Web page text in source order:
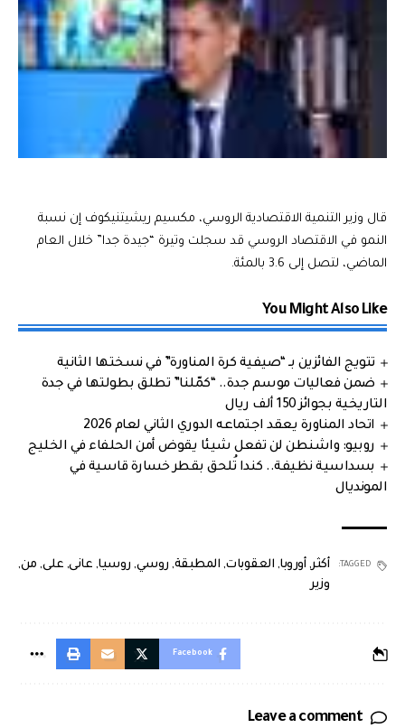
قال وزير التنمية الاقتصادية الروسي، مكسيم ريشيتنيكوف إن نسبة
النمو في الاقتصاد الروسي قد سجلت وتيرة “جيدة جدا” خلال العام
الماضي، لتصل إلى 3.6 بالمئة.
You Might Also Like
تتويج الفائزين بـ “صيفية كرة المناورة” في نسختها الثانية
ضمن فعاليات موسم جدة.. “كمّلنا” تطلق بطولتها في جدة
التاريخية بجوائز 150 ألف ريال
اتحاد المناورة يعقد اجتماعه الدوري الثاني لعام 2026
روبيو: واشنطن لن تفعل شيئا يقوض أمن الحلفاء في الخليج
بسداسية نظيفة.. كندا تُلحق بقطر خسارة قاسية في
المونديال
TAGGED: أكثر, أوروبا, العقوبات, المطبقة, روسي, روسيا, عانى, على, من,
وزير
Facebook
Leave a comment